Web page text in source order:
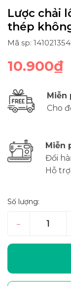
Lược chải
thép
Mã sp:
10.900₫
Miễn
Cho
Miễn
Đổi
Hỗ
Số lượng:
–